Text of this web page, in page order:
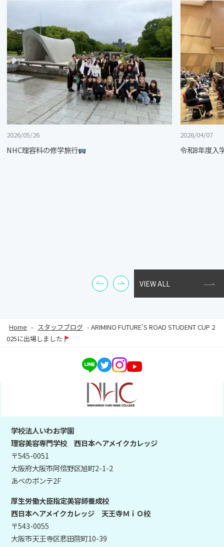
2026/05/26
NHC理容科の修学旅行
2026/04/07
令和8年度入
VIEW ALL
Home - スタッフブログ -ARIMINO FUTURE’S ROAD STUDENT CUP 2
025に出場しました
学校法人いわお学園
理容美容専門学校 西日本ヘアメイクカレッジ
〒545-0051
大阪府大阪市阿倍野区旭町2-1-2
あべのポンテ2F
厚生労働大臣指定美容師養成校
西日本ヘアメイクカレッジ 天王寺ＭｉＯ校
〒543-0055
大阪市天王寺区悲田院町10-39